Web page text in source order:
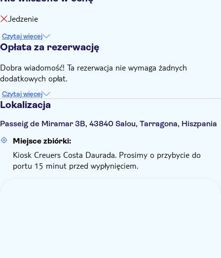
Jedzenie
Czytaj więcej
Opłata za rezerwację
Dobra wiadomość! Ta rezerwacja nie wymaga żadnych
dodatkowych opłat.
Czytaj więcej
Lokalizacja
Passeig de Miramar 3B, 43840 Salou, Tarragona, Hiszpania
Miejsce zbiórki:
Kiosk Creuers Costa Daurada. Prosimy o przybycie do
portu 15 minut przed wypłynięciem.